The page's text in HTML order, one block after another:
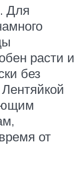
Для
расти и
без
от